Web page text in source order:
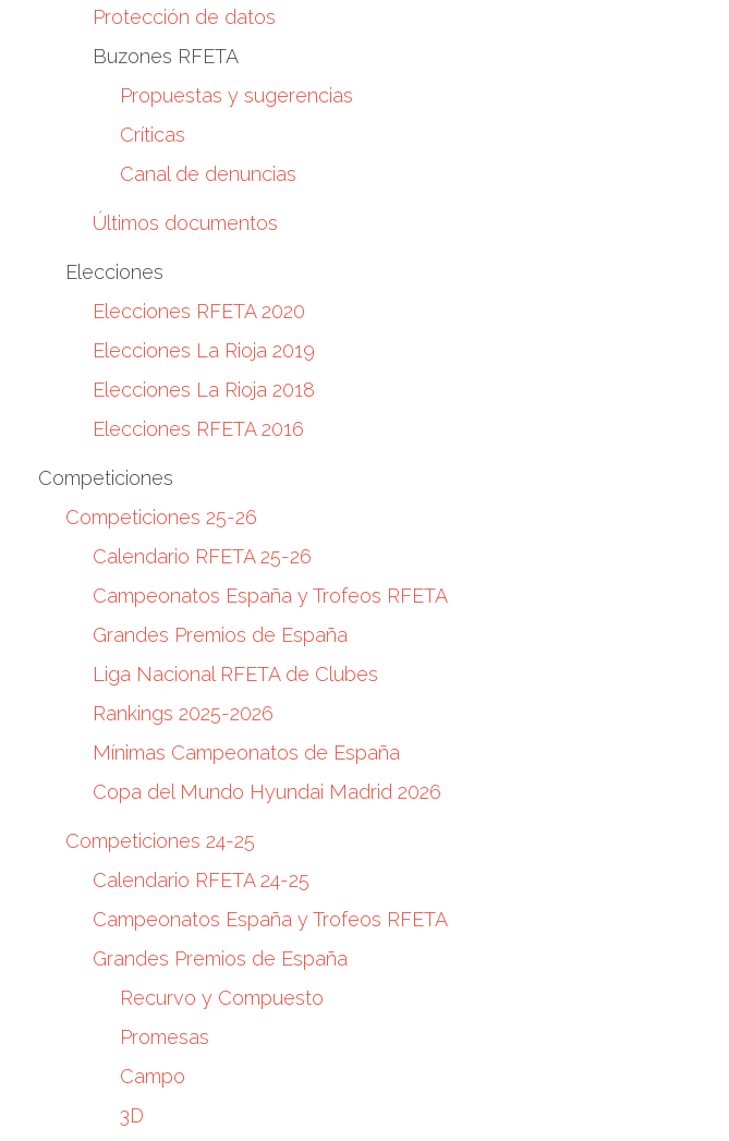
Protección de datos
Buzones RFETA
Propuestas y sugerencias
Críticas
Canal de denuncias
Últimos documentos
Elecciones
Elecciones RFETA 2020
Elecciones La Rioja 2019
Elecciones La Rioja 2018
Elecciones RFETA 2016
Competiciones
Competiciones 25-26
Calendario RFETA 25-26
Campeonatos España y Trofeos RFETA
Grandes Premios de España
Liga Nacional RFETA de Clubes
Rankings 2025-2026
Mínimas Campeonatos de España
Copa del Mundo Hyundai Madrid 2026
Competiciones 24-25
Calendario RFETA 24-25
Campeonatos España y Trofeos RFETA
Grandes Premios de España
Recurvo y Compuesto
Promesas
Campo
3D